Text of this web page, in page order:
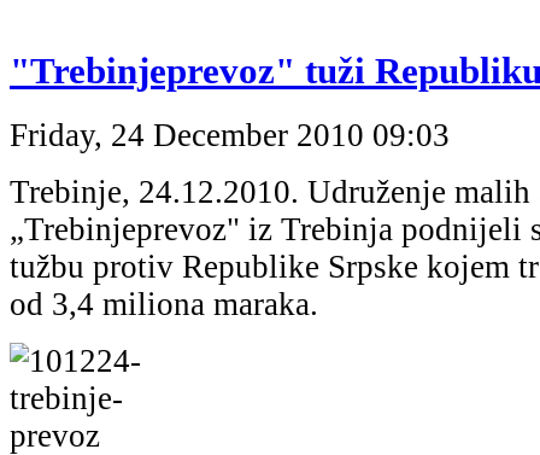
"Trebinjeprevoz" tuži
Friday, 24 December 2010 09:03
Trebinje, 24.12.2010. Udruženje malih
„Trebinjeprevoz" iz Trebinja podnijeli
tužbu protiv Republike Srpske kojem
od 3,4 miliona maraka.